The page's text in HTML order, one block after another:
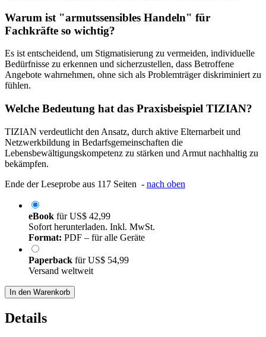
Warum ist "armutssensibles Handeln" für
Fachkräfte so wichtig?
Es ist entscheidend, um Stigmatisierung zu vermeiden, individuelle
Bedürfnisse zu erkennen und sicherzustellen, dass Betroffene
Angebote wahrnehmen, ohne sich als Problemträger diskriminiert zu
fühlen.
Welche Bedeutung hat das Praxisbeispiel TIZIAN?
TIZIAN verdeutlicht den Ansatz, durch aktive Elternarbeit und
Netzwerkbildung in Bedarfsgemeinschaften die
Lebensbewältigungskompetenz zu stärken und Armut nachhaltig zu
bekämpfen.
Ende der Leseprobe aus 117 Seiten - nach oben
eBook fürUS$ 42,99
Sofort herunterladen. Inkl. MwSt.
Format: PDF – für alle Geräte
Paperback fürUS$ 54,99
Versand weltweit
In den Warenkorb
Details